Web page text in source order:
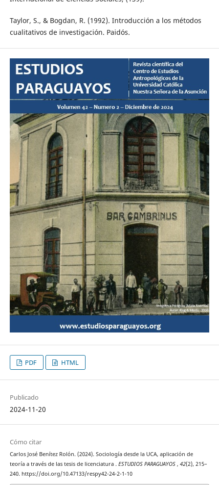
Taylor, S., & Bogdan, R. (1992). Introducción a los métodos
cualitativos de investigación. Paidós.
PDF HTML
Publicado
2024-11-20
Cómo citar
Carlos José Benítez Rolón. (2024). Sociología desde la UCA, aplicación de
teoría a través de las tesis de licenciatura . ESTUDIOS PARAGUAYOS , 42(2), 215–
240. https://doi.org/10.47133/respy42-24-2-1-10